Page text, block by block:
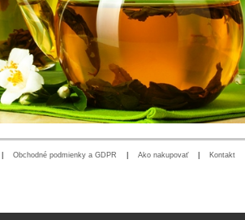
Obchodné podmienky a GDPR Ako nakupovať| Kontakt